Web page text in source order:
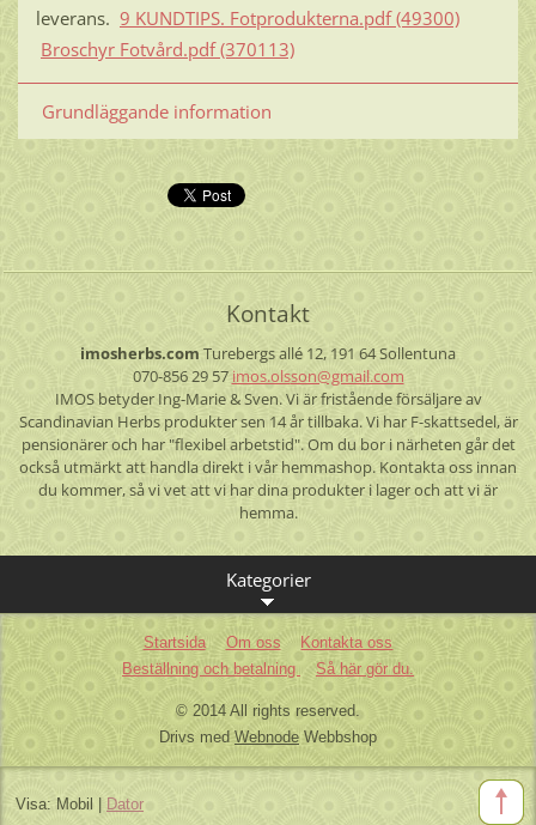
leverans. 9 KUNDTIPS. Fotprodukterna.pdf (49300)
Broschyr Fotvård.pdf (370113)
Grundläggande information
Kontakt
imosherbs.com Turebergs allé 12, 191 64 Sollentuna
070-856 29 57 imos.olsson@gmail.com
IMOS betyder Ing-Marie & Sven. Vi är fristående försäljare av
Scandinavian Herbs produkter sen 14 år tillbaka. Vi har F-skattsedel, är
pensionärer och har "flexibel arbetstid". Om du bor i närheten går det
också utmärkt att handla direkt i vår hemmashop. Kontakta oss innan
du kommer, så vi vet att vi har dina produkter i lager och att vi är
hemma.
Kategorier
Startsida Om oss
Kontakta oss
Beställning och betalning
Så här gör du.
© 2014 All rights reserved.
Drivs med Webnode Webbshop
Visa: Mobil Dator